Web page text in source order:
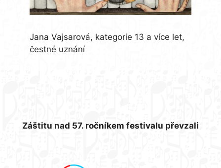
Jana Vajsarová, kategorie 13 a více let,
čestné uznání
Záštitu nad 57. ročníkem festivalu převzali